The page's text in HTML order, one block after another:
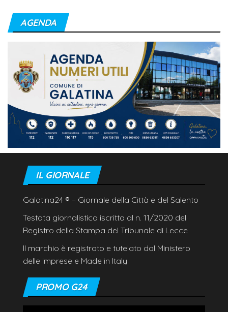
AGENDA
IL GIORNALE
Galatina24 ® – Giornale della Città e del Salento
Testata giornalistica iscritta al n. 11/2020 del
Registro della Stampa del Tribunale di Lecce
Il marchio è registrato e tutelato dal Ministero
delle Imprese e Made in Italy
PROMO G24